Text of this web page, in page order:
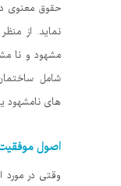
حقوق معنوی
نماید. از
مشهود و نا
شامل
های نامشهود
اصول
وقتی در